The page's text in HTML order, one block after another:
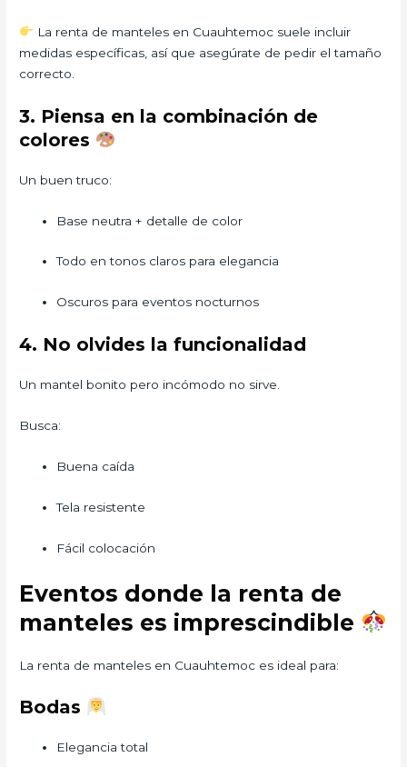
La renta de manteles en Cuauhtemoc suele incluir
medidas específicas, así que asegúrate de pedir el tamaño
correcto.
3. Piensa en la combinación de
colores
Un buen truco:
Base neutra + detalle de color
Todo en tonos claros para elegancia
Oscuros para eventos nocturnos
4. No olvides la funcionalidad
Un mantel bonito pero incómodo no sirve.
Busca:
Buena caída
Tela resistente
Fácil colocación
Eventos donde la renta de
manteles es imprescindible
La renta de manteles en Cuauhtemoc es ideal para:
Bodas
Elegancia total